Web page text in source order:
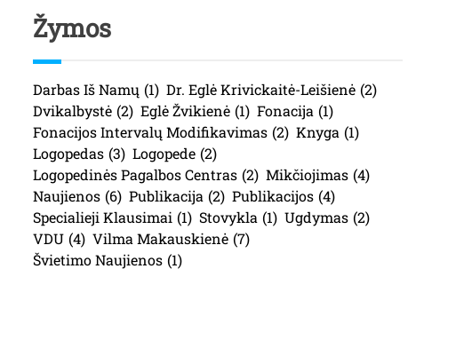
Žymos
Darbas Iš Namų (1) Dr. Eglė Krivickaitė-Leišienė (2)
Dvikalbystė (2) Eglė Žvikienė (1) Fonacija (1)
Fonacijos Intervalų Modifikavimas (2) Knyga (1)
Logopedas (3) Logopede (2)
Logopedinės Pagalbos Centras (2) Mikčiojimas (4)
Naujienos (6) Publikacija (2) Publikacijos (4)
Specialieji Klausimai (1) Stovykla (1) Ugdymas (2)
VDU (4) Vilma Makauskienė (7)
Švietimo Naujienos (1)